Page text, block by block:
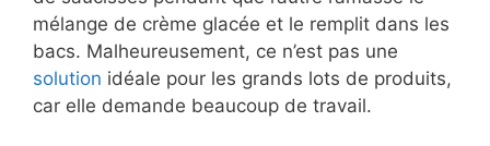
mélange de crème glacée et le remplit dans les
bacs. Malheureusement, ce n’est pas une
solution idéale pour les grands lots de produits,
car elle demande beaucoup de travail.